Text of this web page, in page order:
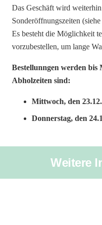
Das Geschäft wird
Sonderöffnungszeiten
Es besteht die Möglichkeit
vorzubestellen, um lange
Bestellunngen werden bis
Abholzeiten sind:
Mittwoch, den
Donnerstag, den
Weitere